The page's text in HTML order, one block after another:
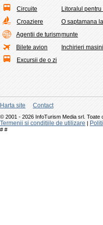
Circuite
Croaziere
Agentii de turism
Bilete avion
Excursii de o zi
Litoralul pentru
O saptamana la
munte
Inchirieri masini
Harta site Contact
© 2001 - 2026 InfoTurism Media srl. Toate
Termenii si conditiile de utilizare |
# #